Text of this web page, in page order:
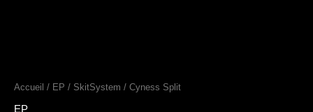
Accueil / EP / SkitSystem / Cyness Split
EP